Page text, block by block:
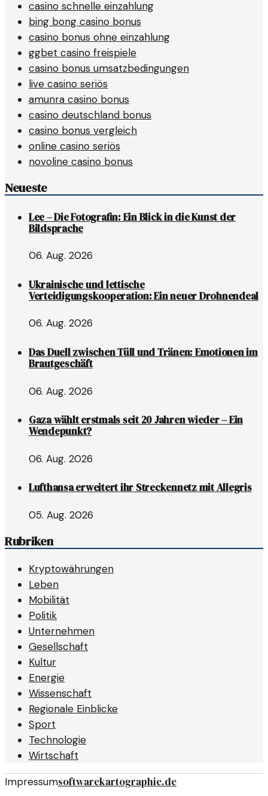
casino schnelle einzahlung
bing bong casino bonus
casino bonus ohne einzahlung
ggbet casino freispiele
casino bonus umsatzbedingungen
live casino seriös
amunra casino bonus
casino deutschland bonus
casino bonus vergleich
online casino seriös
novoline casino bonus
Neueste
Lee – Die Fotografin: Ein Blick in die Kunst der
Bildsprache
06. Aug. 2026
Ukrainische und lettische
Verteidigungskooperation: Ein neuer Drohnendeal
06. Aug. 2026
Das Duell zwischen Tüll und Tränen: Emotionen im
Brautgeschäft
06. Aug. 2026
Gaza wählt erstmals seit 20 Jahren wieder – Ein
Wendepunkt?
06. Aug. 2026
Lufthansa erweitert ihr Streckennetz mit Allegris
05. Aug. 2026
Rubriken
Kryptowährungen
Leben
Mobilität
Politik
Unternehmen
Gesellschaft
Kultur
Energie
Wissenschaft
Regionale Einblicke
Sport
Technologie
Wirtschaft
Impressumsoftwarekartographie.de